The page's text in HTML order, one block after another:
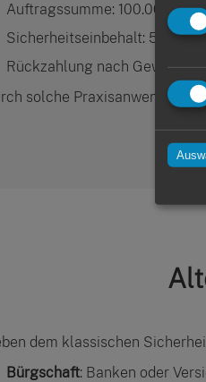
Auftragssumme: 100.000 Euro
Sicherheitseinbehalt: 5% =
Rückzahlung nach
solche
dem klassischen
Bürgschaft: Banken oder